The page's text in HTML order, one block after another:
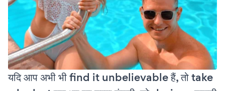
यदि आप अभी भी find it unbelievable हैं, तो take